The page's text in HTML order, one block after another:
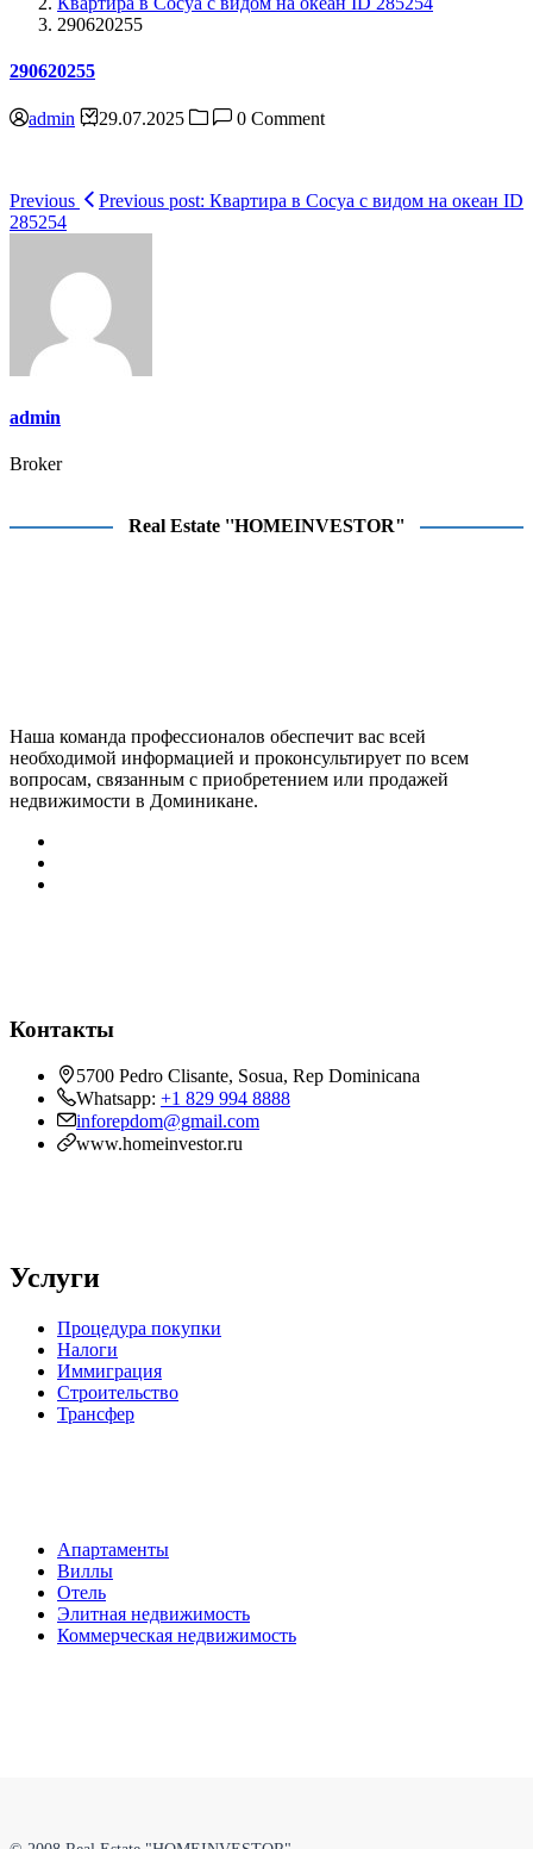
290620255
290620255
admin 29.07.2025 0 Comment
Навигация
по
записям
Previous Previous post: Квартира в Сосуа с видом на океан ID
285254
admin
Broker
Real Estate ''HOMEINVESTOR"
Наша команда профессионалов обеспечит вас всей
необходимой информацией и проконсультирует по всем
вопросам, связанным с приобретением или продажей
недвижимости в Доминикане.
Контакты
5700 Pedro Clisante, Sosua, Rep Dominicana
Whatsapp: +1 829 994 8888
inforepdom@gmail.com
www.homeinvestor.ru
Услуги
Процедура покупки
Налоги
Иммиграция
Строительство
Трансфер
Апартаменты
Виллы
Отель
Элитная недвижимость
Коммерческая недвижимость